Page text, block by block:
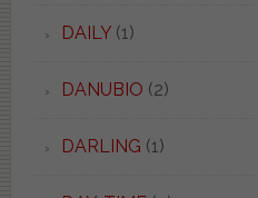
DAILY(1)
DANUBIO (2)
DARLING (1)